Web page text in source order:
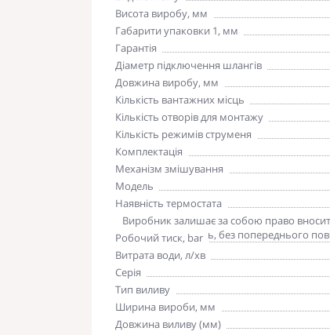
Висота виробу, мм
Габарити упаковки 1, мм
Гарантія
Діаметр підключення шлангів
Довжина виробу, мм
Кількість вантажних місць
Кількість отворів для монтажу
Кількість режимів струменя
Комплектація
Механізм змішування
Модель
Наявність термостата
Зверніть увагу
Виробник залишає за собою право
погіршують якість, без попереднього
Робочий тиск, bar
Витрата води, л/хв
Серія
Тип виливу
Ширина вироби, мм
Довжина виливу (мм)